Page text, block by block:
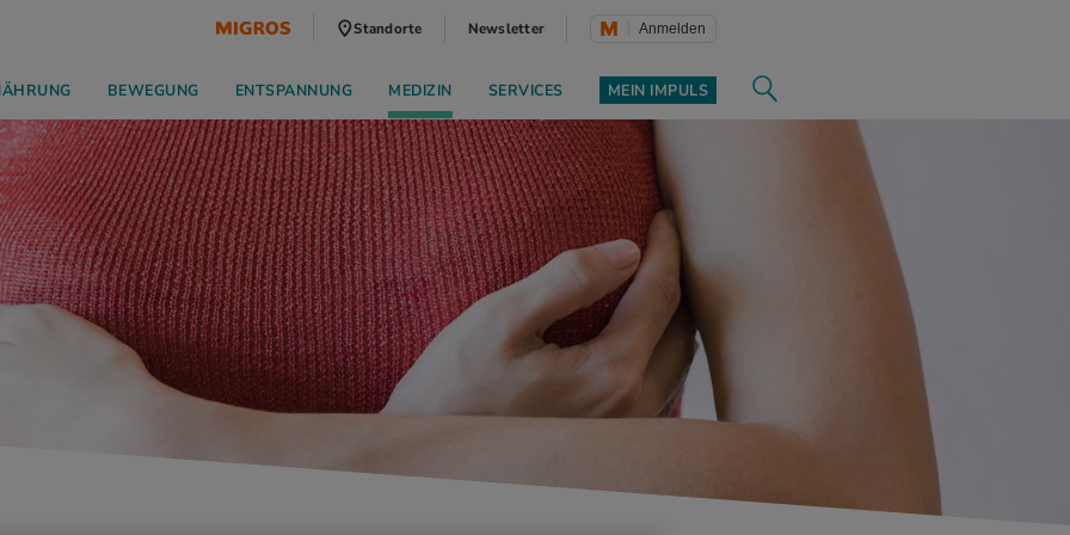
Standorte Newsletter Anmelden
BEWEGUNG ENTSPANNUNG MEDIZIN SERVICES MEIN IMPULS